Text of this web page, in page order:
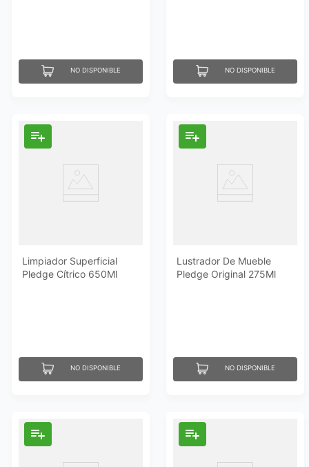
NO DISPONIBLE NO DISPONIBLE
Limpiador Superficial
Pledge Cítrico 650Ml
NO DISPONIBLE
Lustrador De Mueble
Pledge Original 275Ml
NO DISPONIBLE